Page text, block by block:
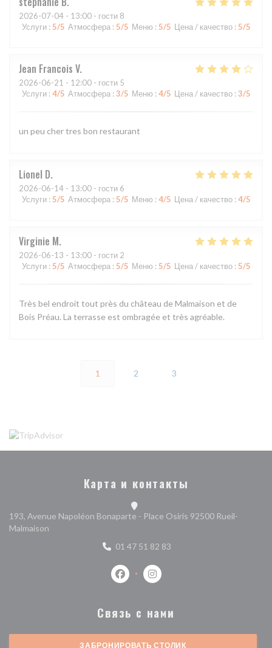
2026-07-04 - 13:00 - гости 8
Услуги : 5/5 Атмосфера : 5/5 Меню : 5/5 Цена / качество : 5/5
Jean Francois V
2026-06-21 - 12:00 - гости 5
Услуги : 4/5 Атмосфера : 3/5 Меню : 4/5 Цена / качество : 3/5
un peu cher tres bon restaurant
Lionel D
2026-06-14 - 13:00 - гости 6
Услуги : 5/5 Атмосфера : 5/5 Меню : 4/5 Цена / качество : 4/5
Virginie M
2026-06-13 - 13:00 - гости 2
Услуги : 5/5 Атмосфера : 5/5 Меню : 5/5 Цена / качество : 5/5
Très bel endroit tout près du château de Malmaison et de
Bois Préau. La terrasse est ombragée et très agréable.
1 2 3
Карта и контакты
193, Avenue Napoléon Bonaparte - Place Osiris 92500 Rueil-
Malmaison
01 47 51 82 83
Facebook ((открывается в новом
Instagram ((открывается в
Связь с нами
ЗАБРОНИРОВАТЬ СТОЛИК